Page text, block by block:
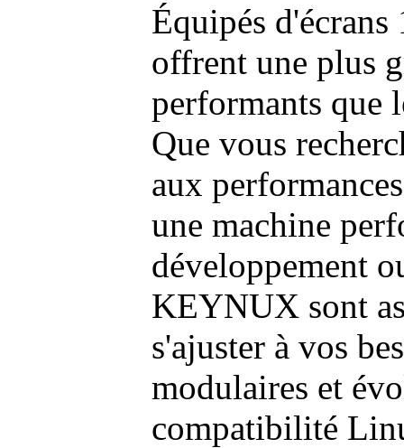
Équipés
offrent une plus
performants que
Que vous
aux
une machine
développement
KEYNUX sont
s'ajuster à vos
modulaires et
compatibilité